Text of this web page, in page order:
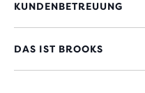
KUNDENBETREUUNG
DAS IST BROOKS